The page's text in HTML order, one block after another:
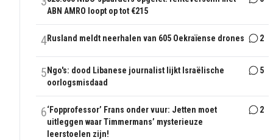
ABN AMRO loopt op tot €215
4Rusland meldt neerhalen van 605 Oekraïense drones 2
5 Ngo's: dood Libanese journalist lijkt Israëlische
oorlogsmisdaad
5
6‘Fopprofessor’ Frans onder vuur: Jetten moet
uitleggen waar Timmermans’ mysterieuze
leerstoelen zijn!
2